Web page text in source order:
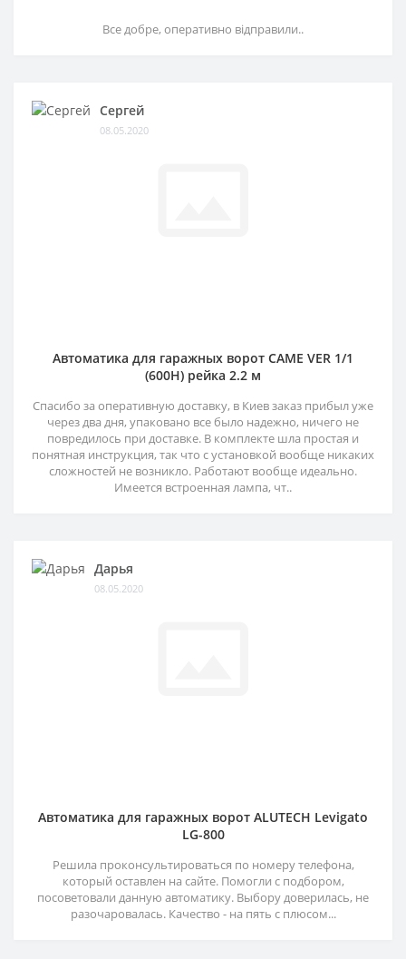
Все добре, оперативно відправили..
Сергей
08.05.2020
Автоматика для гаражных ворот CAME VER 1/1
(600H) рейка 2.2 м
Спасибо за оперативную доставку, в Киев заказ прибыл уже
через два дня, упаковано все было надежно, ничего не
повредилось при доставке. В комплекте шла простая и
понятная инструкция, так что с установкой вообще никаких
сложностей не возникло. Работают вообще идеально.
Имеется встроенная лампа, чт..
Дарья
08.05.2020
Автоматика для гаражных ворот ALUTECH Levigato
LG-800
Решила проконсультироваться по номеру телефона,
который оставлен на сайте. Помогли с подбором,
посоветовали данную автоматику. Выбору доверилась, не
разочаровалась. Качество - на пять с плюсом...